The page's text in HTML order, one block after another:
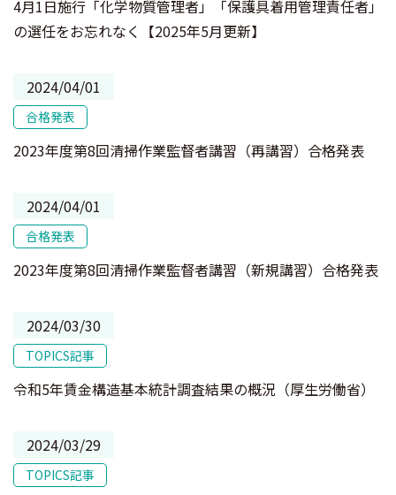
4月1日施行「化学物質管理者」「保護具着用管理責任者」
の選任をお忘れなく【2025年5月更新】
2024/04/01
合格発表
2023年度第8回清掃作業監督者講習（再講習）合格発表
2024/04/01
合格発表
2023年度第8回清掃作業監督者講習（新規講習）合格発表
2024/03/30
TOPICS記事
令和5年賃金構造基本統計調査結果の概況（厚生労働省）
2024/03/29
TOPICS記事